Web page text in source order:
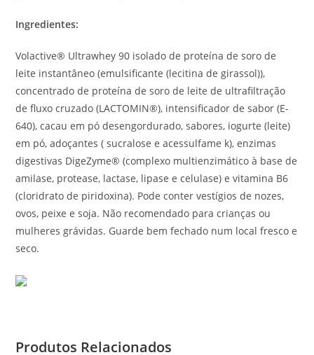
Ingredientes:
Volactive® Ultrawhey 90 isolado de proteína de soro de
leite instantâneo (emulsificante (lecitina de girassol)),
concentrado de proteína de soro de leite de ultrafiltração
de fluxo cruzado (LACTOMIN®), intensificador de sabor (E-
640), cacau em pó desengordurado, sabores, iogurte (leite)
em pó, adoçantes ( sucralose e acessulfame k), enzimas
digestivas DigeZyme® (complexo multienzimático à base de
amilase, protease, lactase, lipase e celulase) e vitamina B6
(cloridrato de piridoxina). Pode conter vestígios de nozes,
ovos, peixe e soja. Não recomendado para crianças ou
mulheres grávidas. Guarde bem fechado num local fresco e
seco.
Produtos Relacionados